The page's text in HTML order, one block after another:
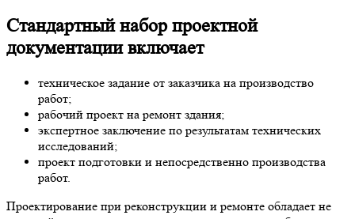
Стандартный набор проектной
документации включает
техническое задание от заказчика на производство
работ;
рабочий проект на ремонт здания;
экспертное заключение по результатам технических
исследований;
проект подготовки и непосредственно производства
работ.
Проектирование при реконструкции и ремонте обладает не